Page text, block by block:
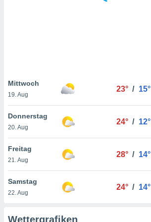
nicht
von
und
auf
klicken.
Mittwoch
19. Aug
23° / 15°
Donnerstag
20. Aug
24° / 12°
Freitag
21. Aug
28° / 14°
Samstag
22. Aug
24° / 14°
Wettergrafiken